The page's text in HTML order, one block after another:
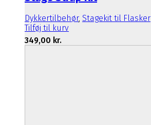
Dykkertilbehør, Stagekit til Flasker
Tilføj til kurv
349,00 kr.